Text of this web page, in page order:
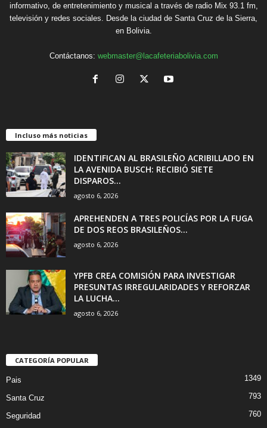
informativo, de entretenimiento y musical a través de radio Mix 93.1 fm,
televisión y redes sociales. Desde la ciudad de Santa Cruz de la Sierra,
en Bolivia.
Contáctanos: webmaster@lacafeteriabolivia.com
Incluso más noticias
IDENTIFICAN AL BRASILEÑO ACRIBILLADO EN
LA AVENIDA BUSCH: RECIBIÓ SIETE
DISPAROS...
agosto 6, 2026
APREHENDEN A TRES POLICÍAS POR LA FUGA
DE DOS REOS BRASILEÑOS...
agosto 6, 2026
YPFB CREA COMISIÓN PARA INVESTIGAR
PRESUNTAS IRREGULARIDADES Y REFORZAR
LA LUCHA...
agosto 6, 2026
CATEGORÍA POPULAR
Pais 1349
Santa Cruz 793
Seguridad
760